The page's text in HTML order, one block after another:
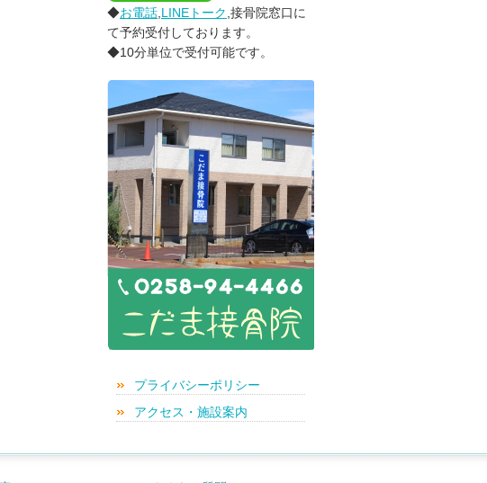
◆お電話 LINEトーク ,接骨院窓口に
て予約受付しております。
◆10分単位で受付可能です。
プライバシーポリシー
アクセス・施設案内